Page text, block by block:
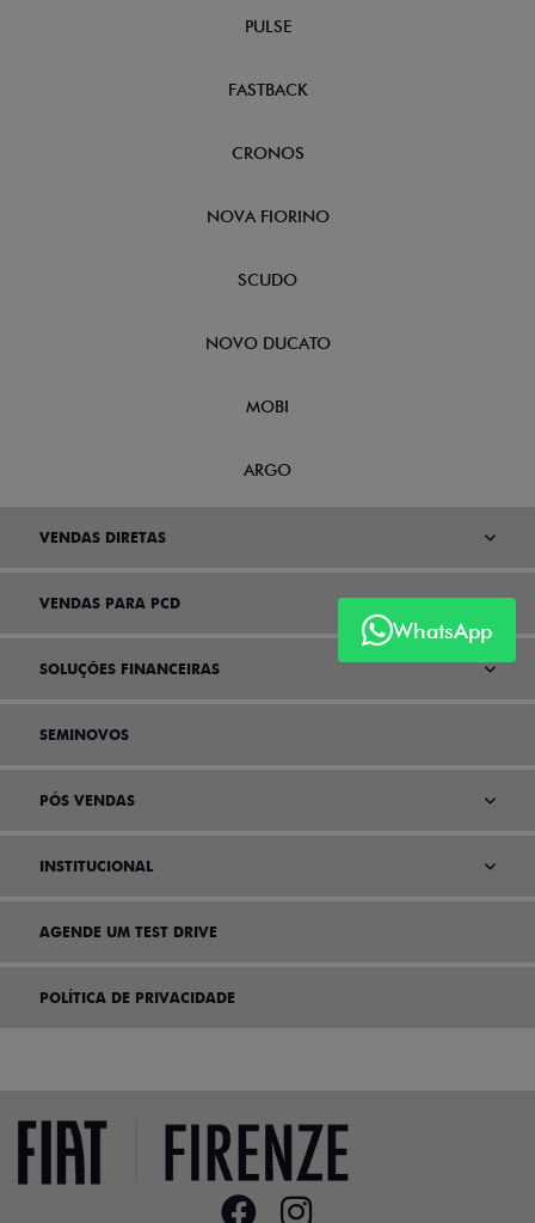
WhatsApp
PULSE
FASTBACK
CRONOS
NOVA FIORINO
SCUDO
NOVO DUCATO
MOBI
ARGO
VENDAS DIRETAS
VENDAS PARA PCD
SOLUÇÕES FINANCEIRAS
SEMINOVOS
PÓS VENDAS
INSTITUCIONAL
AGENDE UM TEST DRIVE
POLÍTICA DE PRIVACIDADE